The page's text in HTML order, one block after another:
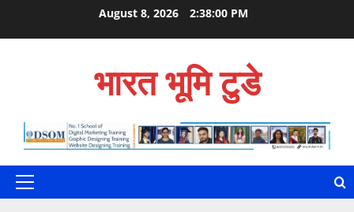
August 8, 2026 2:38:01 PM
भारत भूमि टुडे
Primary